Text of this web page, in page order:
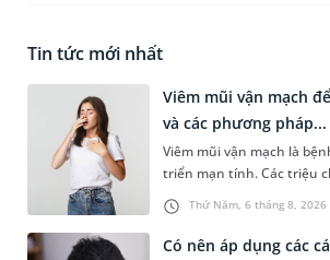
Tin tức mới nhất
Thứ Năm, 6 tháng 8, 2026
Viêm mũi vận mạch
và các phương pháp...
Viêm mũi vận mạch là
triển mạn tính. Các triệu
mũi, chảy nước mũi
bệnh khó chịu. Tuy nhiên,...
Có nên áp dụng các